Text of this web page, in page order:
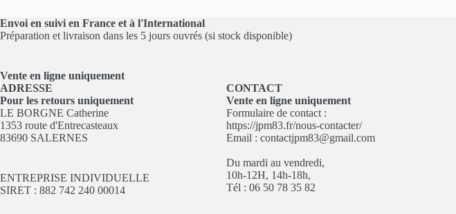
la
page
du
produit
Envoi en suivi en France et à l'International
Préparation et livraison dans les 5 jours ouvrés (si stock disponible)
Vente en ligne uniquement
ADRESSE
Pour les retours uniquement
LE BORGNE Catherine
1353 route d'Entrecasteaux
83690 SALERNES
ENTREPRISE INDIVIDUELLE
SIRET : 882 742 240 00014
CONTACT
Vente en ligne uniquement
Formulaire de contact :
https://jpm83.fr/nous-contacter/
Email :contactjpm83@gmail.com
Du mardi au vendredi,
10h-12H, 14h-18h,
Tél : 06 50 78 35 82